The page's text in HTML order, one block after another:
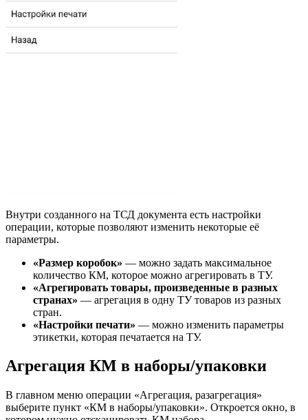
Внутри созданного на ТСД документа есть настройки
операции, которые позволяют изменить некоторые её
параметры.
«Размер коробок» — можно задать максимальное
количество КМ, которое можно агрегировать в ТУ.
«Агрегировать товары, произведенные в разных
странах» — агрегация в одну ТУ товаров из разных
стран.
«Настройки печати» — можно изменить параметры
этикетки, которая печатается на ТУ.
Агрегация КМ в наборы/упаковки
В главном меню операции «Агрегация, разагрегация»
выберите пункт «КМ в наборы/упаковки». Откроется окно, в